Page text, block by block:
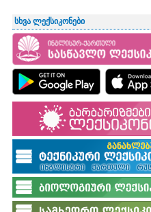
სხვა ლექსიკონები